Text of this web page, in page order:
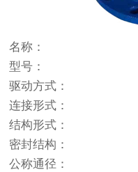
名称：
型号：
驱动方式：
连接形式：
结构形式：
密封结构：
公称通径：